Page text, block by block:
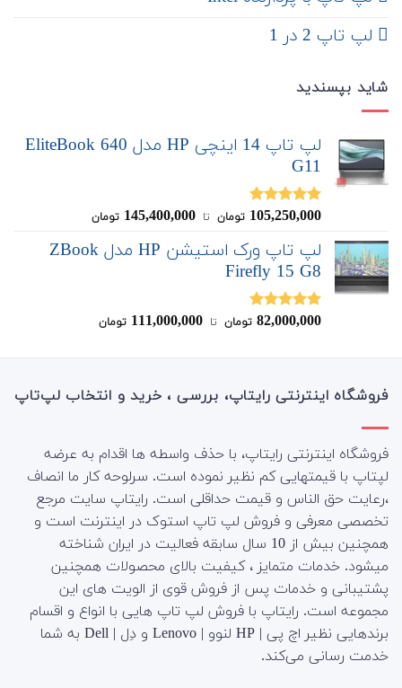
لپ تاپ 2 در 1
شاید بپسندید
لپ تاپ 14 اینچی HP مدل EliteBook 640
G11
نمره5.00
105,250,000 تومان ‌ تا ‌ 145,400,000 تومان
لپ تاپ ورک استیشن HP مدل ZBook
Firefly 15 G8
نمره5.00
82,000,000 تومان ‌ تا ‌ 111,000,000 تومان
فروشگاه اینترنتی رایتاپ، بررسی ، خرید و انتخاب لپ‌تاپ
فروشگاه اینترنتی رایتاپ، با حذف واسطه ها اقدام به عرضه
لپتاپ با قیمتهایی کم نظیر نموده است. سرلوحه کار ما انصاف
،رعایت حق الناس و قیمت حداقلی است. رایتاپ سایت مرجع
تخصصی معرفی و فروش لپ تاپ استوک در اینترنت است و
همچنین بیش از 10 سال سابقه فعالیت در ایران شناخته
میشود. خدمات متمایز ، کیفیت بالای محصولات همچنین
پشتیبانی و خدمات پس از فروش قوی از الویت های این
مجموعه است. رایتاپ با فروش لپ تاپ هایی با انواع و اقسام
برندهایی نظیر اچ پی | HP لنوو | Lenovo و دِل | Dell به شما
خدمت رسانی می‌کند.